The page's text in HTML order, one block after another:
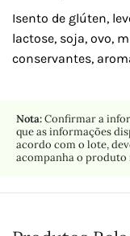
Isento de glúten,
lactose, soja, ovo,
conservantes,
Nota:Confirmar a
que as informações
acordo com o lote,
acompanha o produto